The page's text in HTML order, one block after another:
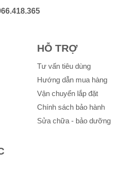
HỖ TRỢ
Tư vấn tiêu dùng
Hướng dẫn mua hàng
Vận chuyển lắp đặt
Chính sách bảo hành
Sửa chữa - bảo dưỡng